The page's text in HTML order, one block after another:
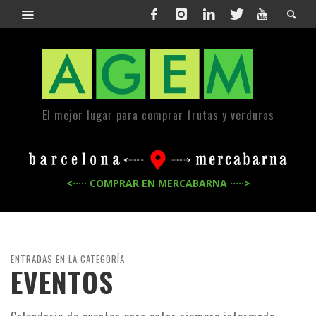
El mejor lugar para comprar frutas y verduras
<····· COMPRAR EN MERCABARNA ·····>
ENTRADAS EN LA CATEGORÍA
EVENTOS